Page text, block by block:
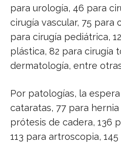
para urología, 46 para
cirugía vascular, 75 para
para cirugía pediátrica,
plástica, 82 para cirugía
dermatología, entre
Por patologías, la
cataratas, 77 para hernia
prótesis de cadera, 136
113 para artroscopia,